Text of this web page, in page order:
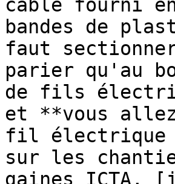
cable fourni
bandes de
faut
parier qu'au
de fils
et **vous
fil électrique
sur les
gaines